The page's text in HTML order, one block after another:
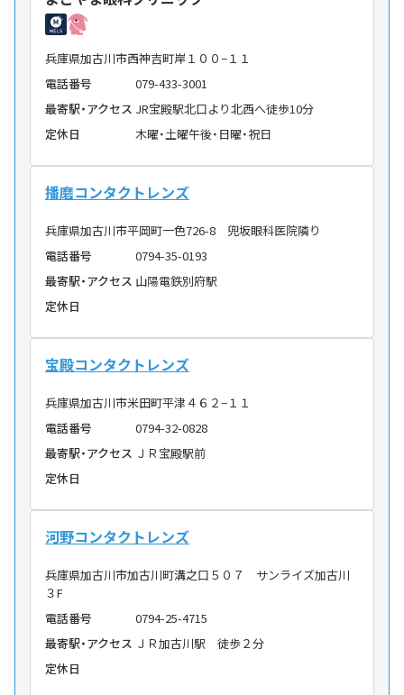
兵庫県加古川市西神吉町岸１００−１１
電話番号
079-433-3001
最寄駅・アクセス JR宝殿駅北口より北西へ徒歩10分
定休日
木曜・土曜午後・日曜・祝日
播磨コンタクトレンズ
兵庫県加古川市平岡町一色726-8 兜坂眼科医院隣り
電話番号
0794-35-0193
最寄駅・アクセス 山陽電鉄別府駅
定休日
宝殿コンタクトレンズ
兵庫県加古川市米田町平津４６２−１１
電話番号
0794-32-0828
最寄駅・アクセス ＪＲ宝殿駅前
定休日
河野コンタクトレンズ
兵庫県加古川市加古川町溝之口５０７ サンライズ加古川
３F
電話番号
0794-25-4715
最寄駅・アクセス ＪＲ加古川駅 徒歩２分
定休日